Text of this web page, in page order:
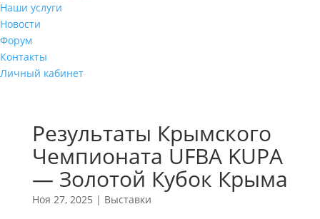
Наши услуги
Новости
Форум
Контакты
Личный кабинет
Результаты Крымского
Чемпионата UFBA KUPA
— Золотой Кубок Крыма
Ноя 27, 2025 | Выставки